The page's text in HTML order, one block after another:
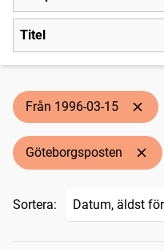
Titel
Från 1996-03-15
Göteborgsposten
Sortera: